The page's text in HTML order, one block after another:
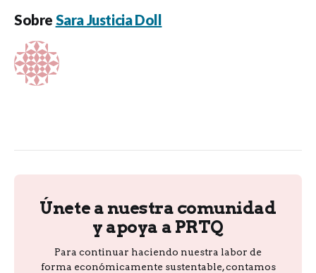
Sobre Sara Justicia Doll
Únete a nuestra comunidad
y apoya a PRTQ
Para continuar haciendo nuestra labor de
forma económicamente sustentable, contamos